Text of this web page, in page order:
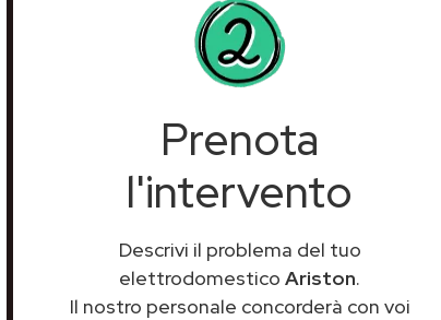
Prenota
l'intervento
Descrivi il problema del tuo
elettrodomestico Ariston.
Il nostro personale concorderà con voi